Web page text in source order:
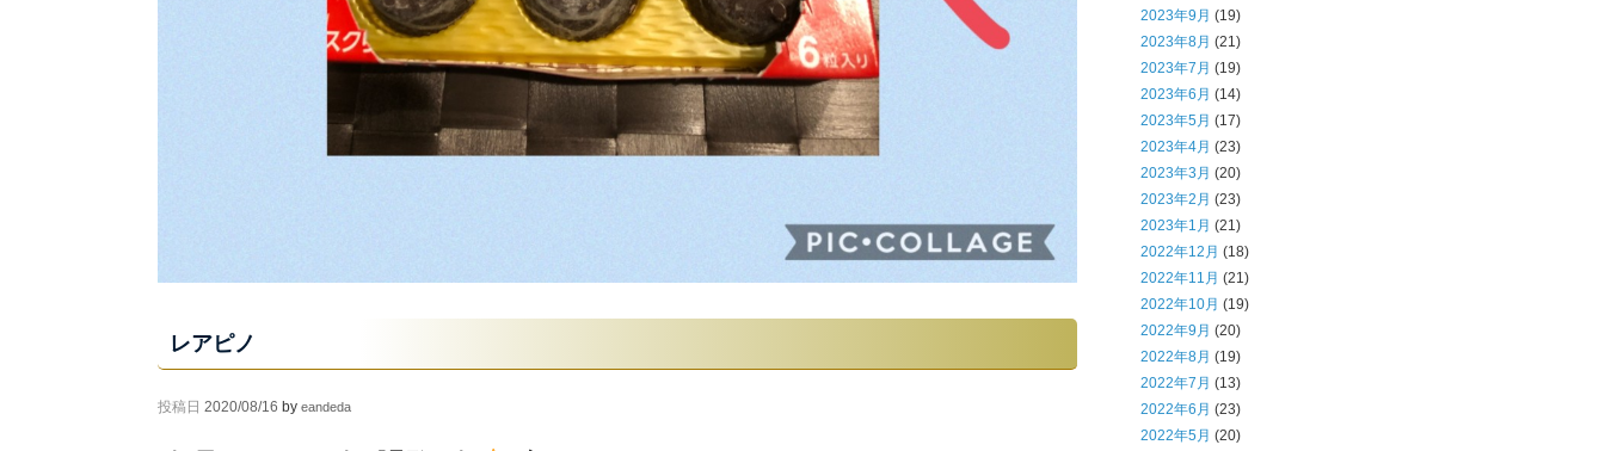
レアピノ
投稿日 2020/08/16 by eandeda
2023年9月 (19)
2023年8月 (21)
2023年7月 (19)
2023年6月 (14)
2023年5月 (17)
2023年4月 (23)
2023年3月 (20)
2023年2月 (23)
2023年1月 (21)
2022年12月 (18)
2022年11月 (21)
2022年10月 (19)
2022年9月 (20)
2022年8月 (19)
2022年7月 (13)
2022年6月 (23)
2022年5月 (20)